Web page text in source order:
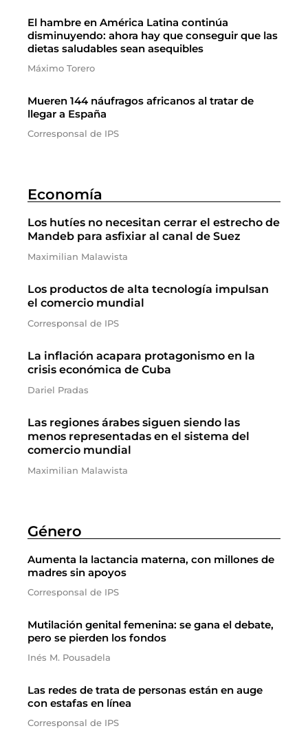
El hambre en América Latina continúa
disminuyendo: ahora hay que conseguir que las
dietas saludables sean asequibles
Máximo Torero
Mueren 144 náufragos africanos al tratar de
llegar a España
Corresponsal de IPS
Economía
Los hutíes no necesitan cerrar el estrecho de
Mandeb para asfixiar al canal de Suez
Maximilian Malawista
Los productos de alta tecnología impulsan
el comercio mundial
Corresponsal de IPS
La inflación acapara protagonismo en la
crisis económica de Cuba
Dariel Pradas
Las regiones árabes siguen siendo las
menos representadas en el sistema del
comercio mundial
Maximilian Malawista
Género
Aumenta la lactancia materna, con millones de
madres sin apoyos
Corresponsal de IPS
Mutilación genital femenina: se gana el debate,
pero se pierden los fondos
Inés M. Pousadela
Las redes de trata de personas están en auge
con estafas en línea
Corresponsal de IPS